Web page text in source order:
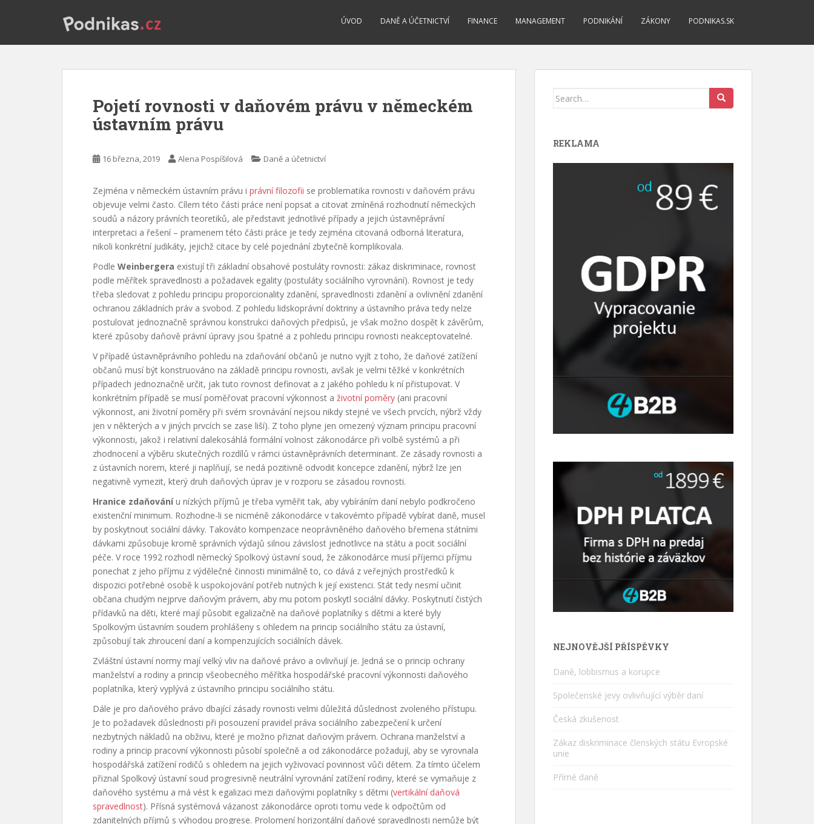
p
ÚVOD DANĚ A ÚČETNICTVÍ FINANCE MANAGEMENT PODNIKÁNÍ ZÁKONY PODNIKAS.SK
Pojetí rovnosti v daňovém právu v německém
ústavním právu
16 března, 2019 Alena Pospíšilová Daně a účetnictví
Zejména v německém ústavním právu i právní filozofii se problematika rovnosti v daňovém právu
objevuje velmi často. Cílem této části práce není popsat a citovat zmíněná rozhodnutí německých
soudů a názory právních teoretiků, ale představit jednotlivé případy a jejich ústavněprávní
interpretaci a řešení – pramenem této části práce je tedy zejména citovaná odborná literatura,
nikoli konkrétní judikáty, jejichž citace by celé pojednání zbytečně komplikovala.
Podle Weinbergera existují tři základní obsahové postuláty rovnosti: zákaz diskriminace, rovnost
podle měřítek spravedlnosti a požadavek egality (postuláty sociálního vyrovnání). Rovnost je tedy
třeba sledovat z pohledu principu proporcionality zdanění, spravedlnosti zdanění a ovlivnění zdanění
ochranou základních práv a svobod. Z pohledu lidskoprávní doktriny a ústavního práva tedy nelze
postulovat jednoznačně správnou konstrukci daňových předpisů, je však možno dospět k závěrům,
které způsoby daňově právní úpravy jsou špatné a z pohledu principu rovnosti neakceptovatelné.
V případě ústavněprávního pohledu na zdaňování občanů je nutno vyjít z toho, že daňové zatížení
občanů musí být konstruováno na základě principu rovnosti, avšak je velmi těžké v konkrétních
případech jednoznačně určit, jak tuto rovnost definovat a z jakého pohledu k ní přistupovat. V
konkrétním případě se musí poměřovat pracovní výkonnost a životní poměry (ani pracovní
výkonnost, ani životní poměry při svém srovnávání nejsou nikdy stejné ve všech prvcích, nýbrž vždy
jen v některých a v jiných prvcích se zase liší). Z toho plyne jen omezený význam principu pracovní
výkonnosti, jakož i relativní dalekosáhlá formální volnost zákonodárce při volbě systémů a při
zhodnocení a výběru skutečných rozdílů v rámci ústavněprávních determinant. Ze zásady rovnosti a
z ústavních norem, které ji naplňují, se nedá pozitivně odvodit koncepce zdanění, nýbrž lze jen
negativně vymezit, který druh daňových úprav je v rozporu se zásadou rovnosti.
Hranice zdaňováníu nízkých příjmů je třeba vyměřit tak, aby vybíráním daní nebylo podkročeno
existenční minimum. Rozhodne-li se nicméně zákonodárce v takovémto případě vybírat daně, musel
by poskytnout sociální dávky. Takováto kompenzace neoprávněného daňového břemena státními
dávkami způsobuje kromě správních výdajů silnou závislost jednotlivce na státu a pocit sociální
péče. V roce 1992 rozhodl německý Spolkový ústavní soud, že zákonodárce musí příjemci příjmu
ponechat z jeho příjmu z výdělečné činnosti minimálně to, co dává z veřejných prostředků k
dispozici potřebné osobě k uspokojování potřeb nutných k její existenci. Stát tedy nesmí učinit
občana chudým nejprve daňovým právem, aby mu potom poskytl sociální dávky. Poskytnutí čistých
přídavků na děti, které mají působit egalizačně na daňové poplatníky s dětmi a které byly
Spolkovým ústavním soudem prohlášeny s ohledem na princip sociálního státu za ústavní,
způsobují tak zhroucení daní a kompenzujících sociálních dávek.
Zvláštní ústavní normy mají velký vliv na daňové právo a ovlivňují je. Jedná se o princip ochrany
manželství a rodiny a princip všeobecného měřítka hospodářské pracovní výkonnosti daňového
poplatníka, který vyplývá z ústavního principu sociálního státu.
Dále je pro daňového právo dbající zásady rovnosti velmi důležitá důslednost zvoleného přístupu.
Je to požadavek důslednosti při posouzení pravidel práva sociálního zabezpečení k určení
nezbytných nákladů na obživu, které je možno přiznat daňovým právem. Ochrana manželství a
rodiny a princip pracovní výkonnosti působí společně a od zákonodárce požadují, aby se vyrovnala
hospodářská zatížení rodičů s ohledem na jejich vyživovací povinnost vůči dětem. Za tímto účelem
přiznal Spolkový ústavní soud progresivně neutrální vyrovnání zatížení rodiny, které se vymaňuje z
daňového systému a má vést k egalizaci mezi daňovými poplatníky s dětmi (vertikální daňová
spravedlnost). Přísná systémová vázanost zákonodárce oproti tomu vede k odpočtům od
zdanitelných příjmů s výhodou progrese. Prolomení horizontální daňové spravedlnosti nemůže být
Search
REKLAMA
NEJNOVĚJŠÍ PŘÍSPĚVKY
Daně, lobbismus a korupce
Společenské jevy ovlivňující výběr daní
Česká zkušenost
Zákaz diskriminace členských státu Evropské
unie
Přímé daně